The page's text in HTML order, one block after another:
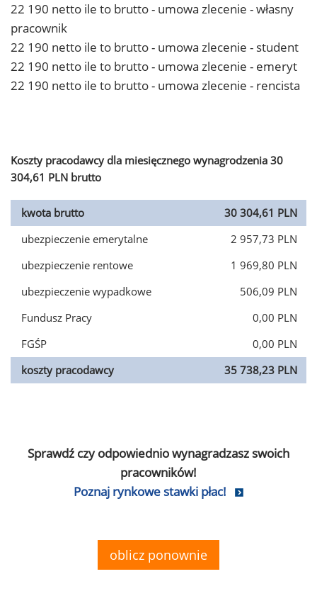
22 190 netto ile to brutto - umowa zlecenie - własny
pracownik
22 190 netto ile to brutto - umowa zlecenie - student
22 190 netto ile to brutto - umowa zlecenie - emeryt
22 190 netto ile to brutto - umowa zlecenie - rencista
Koszty pracodawcy dla miesięcznego wynagrodzenia 30
304,61 PLN brutto
kwota brutto
30 304,61 PLN
ubezpieczenie emerytalne
2 957,73 PLN
ubezpieczenie rentowe
1 969,80 PLN
ubezpieczenie wypadkowe
506,09 PLN
Fundusz Pracy
0,00 PLN
FGŚP
0,00 PLN
koszty pracodawcy
35 738,23 PLN
Sprawdź czy odpowiednio wynagradzasz swoich
pracowników!
Poznaj rynkowe stawki płac!
oblicz ponownie